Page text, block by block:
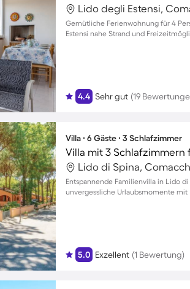
Lido degli Estensi,
Gemütliche Ferienwohnung für 4
Estensi nahe Strand und
4.4 Sehr gut (19
Villa ∙ 6 Gäste ∙ 3 Schlafzimmer
Villa mit 3 Schlafzimmern
Lido di Spina,
Entspannende Familienvilla in Lido
unvergessliche Urlaubsmomente mit
5.0 Exzellent (1 Bewertung)